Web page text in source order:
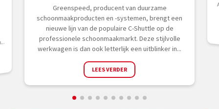
Greenspeed, producent van duurzame
schoonmaakproducten en -systemen, brengt een
nieuwe lijn van de populaire C-Shuttle op de
professionele schoonmaakmarkt. Deze stijlvolle
werkwagen is dan ook letterlijk een uitblinker in...
LEES VERDER